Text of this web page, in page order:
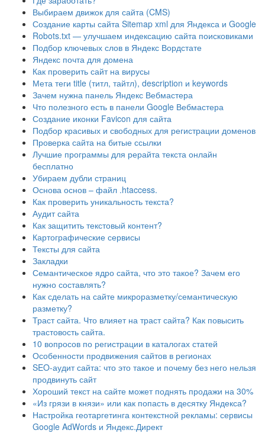
Выбираем движок для сайта (CMS)
Создание карты сайта Sitemap xml для Яндекса и Google
Robots.txt — улучшаем индексацию сайта поисковиками
Подбор ключевых слов в Яндекс Вордстате
Яндекс почта для домена
Как проверить сайт на вирусы
Мета теги title (титл, тайтл), description и keywords
Зачем нужна панель Яндекс Вебмастера
Что полезного есть в панели Google Вебмастера
Создание иконки Favicon для сайта
Подбор красивых и свободных для регистрации доменов
Проверка сайта на битые ссылки
Лучшие программы для рерайта текста онлайн
бесплатно
Убираем дубли страниц
Основа основ – файл .htaccess.
Как проверить уникальность текста?
Аудит сайта
Как защитить текстовый контент?
Картографические сервисы
Тексты для сайта
Закладки
Семантическое ядро сайта, что это такое? Зачем его
нужно составлять?
Как сделать на сайте микроразметку/семантическую
разметку?
Траст сайта. Что влияет на траст сайта? Как повысить
трастовость сайта.
10 вопросов по регистрации в каталогах статей
Особенности продвижения сайтов в регионах
SEO-аудит сайта: что это такое и почему без него нельзя
продвинуть сайт
Хороший текст на сайте может поднять продажи на 30%
«Из грязи в князи» или как попасть в десятку Яндекса?
Настройка геотаргетинга контекстной рекламы: сервисы
Google AdWords и Яндекс.Директ